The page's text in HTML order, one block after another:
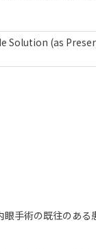
(as
眼手術の既往のある